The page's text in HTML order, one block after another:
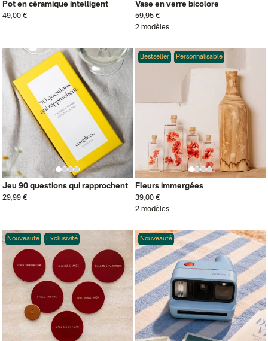
Pot en céramique intelligent
49,00 €
Vase en verre bicolore
59,95 €
2 modèles
Jeu 90 questions qui rapprochent
29,99 €
Bestseller Personnalisable
Fleurs immergées
39,00 €
2 modèles
Nouveauté Exclusivité Nouveauté